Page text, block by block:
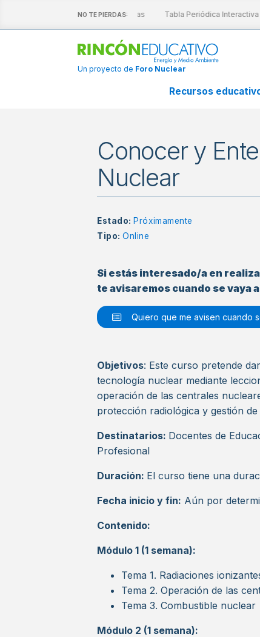
NO TE PIERDAS:
Descubre nuestras láminas interactivas Tabla Periódica Interactiva
Un proyecto de Foro Nuclear
Recursos
Conocer y
Nuclear
Estado: Próximamente
Tipo:Online
Si estás interesado/a en
te avisaremos cuando se vaya
Quiero que me avisen cuando
Objetivos: Este curso pretende
tecnología nuclear mediante
operación de las centrales
protección radiológica y gestión
Destinatarios: Docentes de
Profesional
Duración: El curso tiene una
Fecha inicio y fin: Aún por
Contenido:
Módulo 1 (1 semana):
Tema 1. Radiaciones
Tema 2. Operación de las
Tema 3. Combustible nuclear
Módulo 2 (1 semana):